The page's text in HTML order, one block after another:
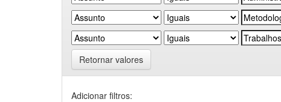
Retornar valores
Adicionar filtros: